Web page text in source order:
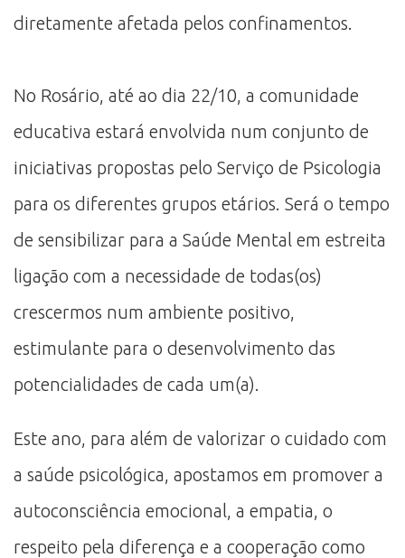
diretamente afetada pelos confinamentos.
No Rosário, até ao dia 22/10, a comunidade
educativa estará envolvida num conjunto de
iniciativas propostas pelo Serviço de Psicologia
para os diferentes grupos etários. Será o tempo
de sensibilizar para a Saúde Mental em estreita
ligação com a necessidade de todas(os)
crescermos num ambiente positivo,
estimulante para o desenvolvimento das
potencialidades de cada um(a).
Este ano, para além de valorizar o cuidado com
a saúde psicológica, apostamos em promover a
autoconsciência emocional, a empatia, o
respeito pela diferença e a cooperação como